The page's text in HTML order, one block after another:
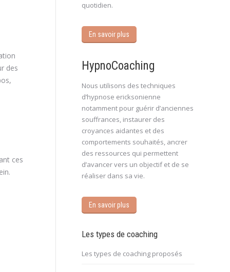
des
ces
quotidien.
En savoir plus
HypnoCoaching
Nous utilisons des techniques
d’hypnose ericksonienne
notamment pour guérir d’anciennes
souffrances, instaurer des
croyances aidantes et des
comportements souhaités, ancrer
des ressources qui permettent
d’avancer vers un objectif et de se
réaliser dans sa vie.
En savoir plus
Les types de coaching
Les types de coaching proposés